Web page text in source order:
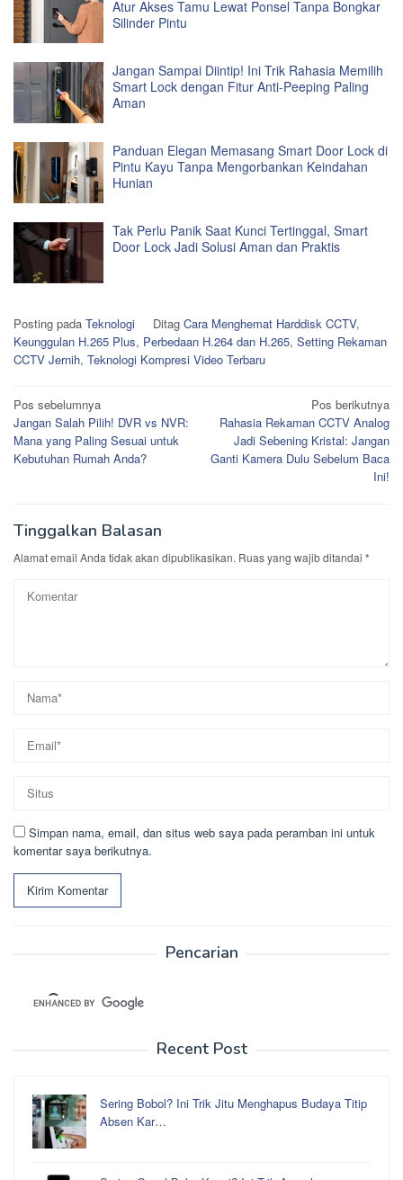
Atur Akses Tamu Lewat Ponsel Tanpa Bongkar
Silinder Pintu
Jangan Sampai Diintip! Ini Trik Rahasia Memilih
Smart Lock dengan Fitur Anti-Peeping Paling
Aman
Panduan Elegan Memasang Smart Door Lock di
Pintu Kayu Tanpa Mengorbankan Keindahan
Hunian
Tak Perlu Panik Saat Kunci Tertinggal, Smart
Door Lock Jadi Solusi Aman dan Praktis
Posting pada Teknologi Ditag Cara Menghemat Harddisk CCTV,
Keunggulan H.265 Plus, Perbedaan H.264 dan H.265, Setting Rekaman
CCTV Jernih, Teknologi Kompresi Video Terbaru
Navigasi
pos
Pos sebelumnya
Jangan Salah Pilih! DVR vs NVR:
Mana yang Paling Sesuai untuk
Kebutuhan Rumah Anda?
Pos berikutnya
Rahasia Rekaman CCTV Analog
Jadi Sebening Kristal: Jangan
Ganti Kamera Dulu Sebelum Baca
Ini!
Tinggalkan Balasan
Alamat email Anda tidak akan dipublikasikan. Ruas yang wajib ditandai *
Simpan nama, email, dan situs web saya pada peramban ini untuk
komentar saya berikutnya.
Pencarian
Recent Post
Sering Bobol? Ini Trik Jitu Menghapus Budaya Titip
Absen Kar…